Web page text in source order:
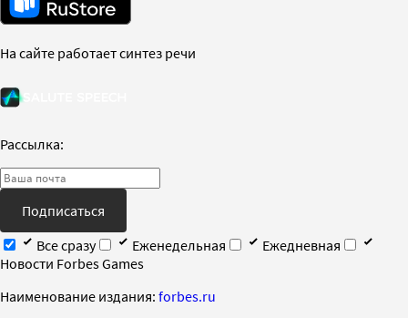
На сайте работает синтез речи
Рассылка:
Подписаться
Все сразу
Еженедельная
Ежедневная
Новости Forbes Games
Наименование издания: forbes.ru